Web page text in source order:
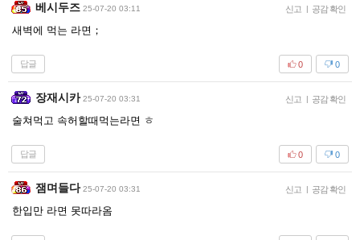
베시두즈 25-07-20 03:11 신고 | 공감 확인
새벽에 먹는 라면；
답글 0
0
장재시카 25-07-20 03:31 신고 | 공감 확인
술쳐먹고 속허할때먹는라면 ㅎ
답글 0
0
잼며들다 25-07-20 03:31 신고 | 공감 확인
한입만 라면 못따라옴